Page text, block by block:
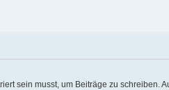
sein musst, um Beiträge zu schreiben.